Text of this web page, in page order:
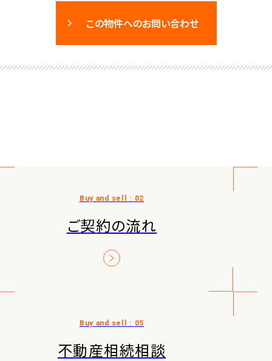
この物件へのお問い合わせ
ご契約の流れ
不動産相続相談